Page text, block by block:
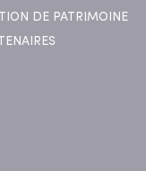
DE PATRIMOINE